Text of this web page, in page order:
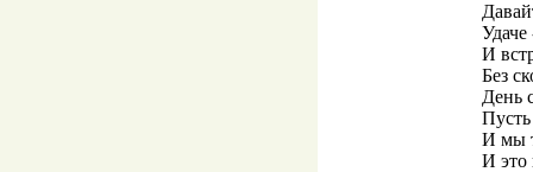
И
Без
День
Пусть
И мы
И это